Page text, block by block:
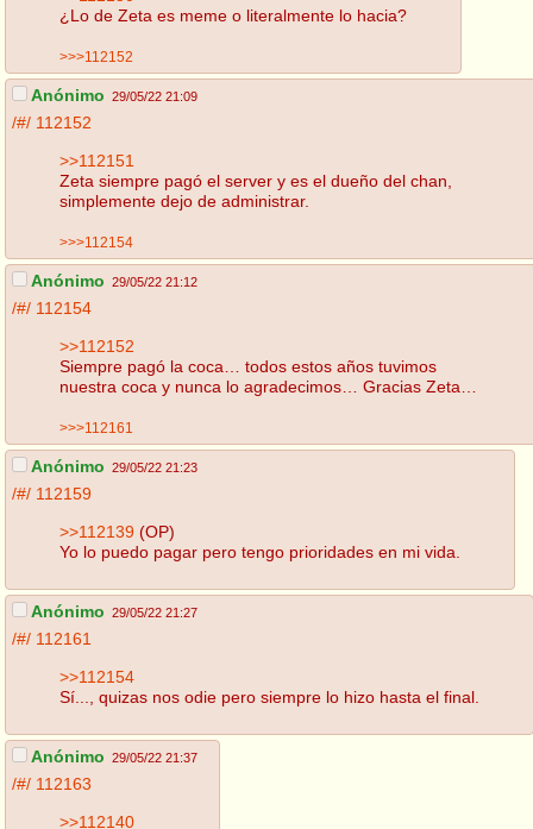
¿Lo de Zeta es meme o literalmente lo hacia?
>>>112152
Anónimo 29/05/22 21:09
/#/ 112152
>>112151
Zeta siempre pagó el server y es el dueño del chan,
simplemente dejo de administrar.
>>>112154
Anónimo 29/05/22 21:12
/#/ 112154
>>112152
Siempre pagó la coca… todos estos años tuvimos
nuestra coca y nunca lo agradecimos… Gracias Zeta…
>>>112161
Anónimo 29/05/22 21:23
/#/ 112159
>>112139 (OP)
Yo lo puedo pagar pero tengo prioridades en mi vida.
Anónimo 29/05/22 21:27
/#/ 112161
>>112154
Sí..., quizas nos odie pero siempre lo hizo hasta el final.
Anónimo 29/05/22 21:37
/#/ 112163
>>112140